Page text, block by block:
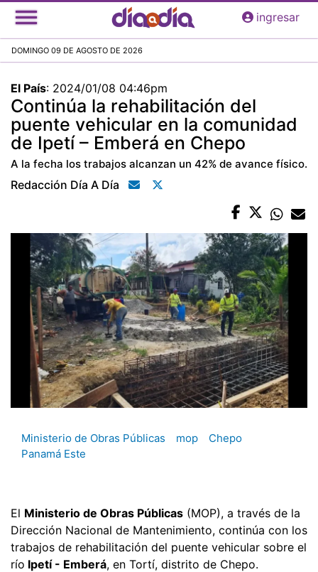
Pasar
al
principal
ingresar
DOMINGO 09 DE AGOSTO DE 2026
El País: 2024/01/08 04:46pm
Continúa la rehabilitación del
puente vehicular en la comunidad
de Ipetí – Emberá en Chepo
A la fecha los trabajos alcanzan un 42% de avance físico.
Redacción Día A Día
Ministerio de Obras Públicas mop
Chepo
Panamá Este
El Ministerio de Obras Públicas (MOP), a través de la
Dirección Nacional de Mantenimiento, continúa con los
trabajos de rehabilitación del puente vehicular sobre el
río Ipetí - Emberá, en Tortí, distrito de Chepo.